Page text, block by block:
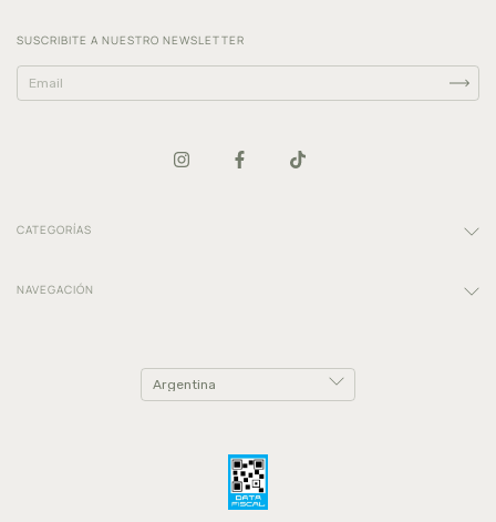
SUSCRIBITE A NUESTRO NEWSLETTER
CATEGORÍAS
NAVEGACIÓN